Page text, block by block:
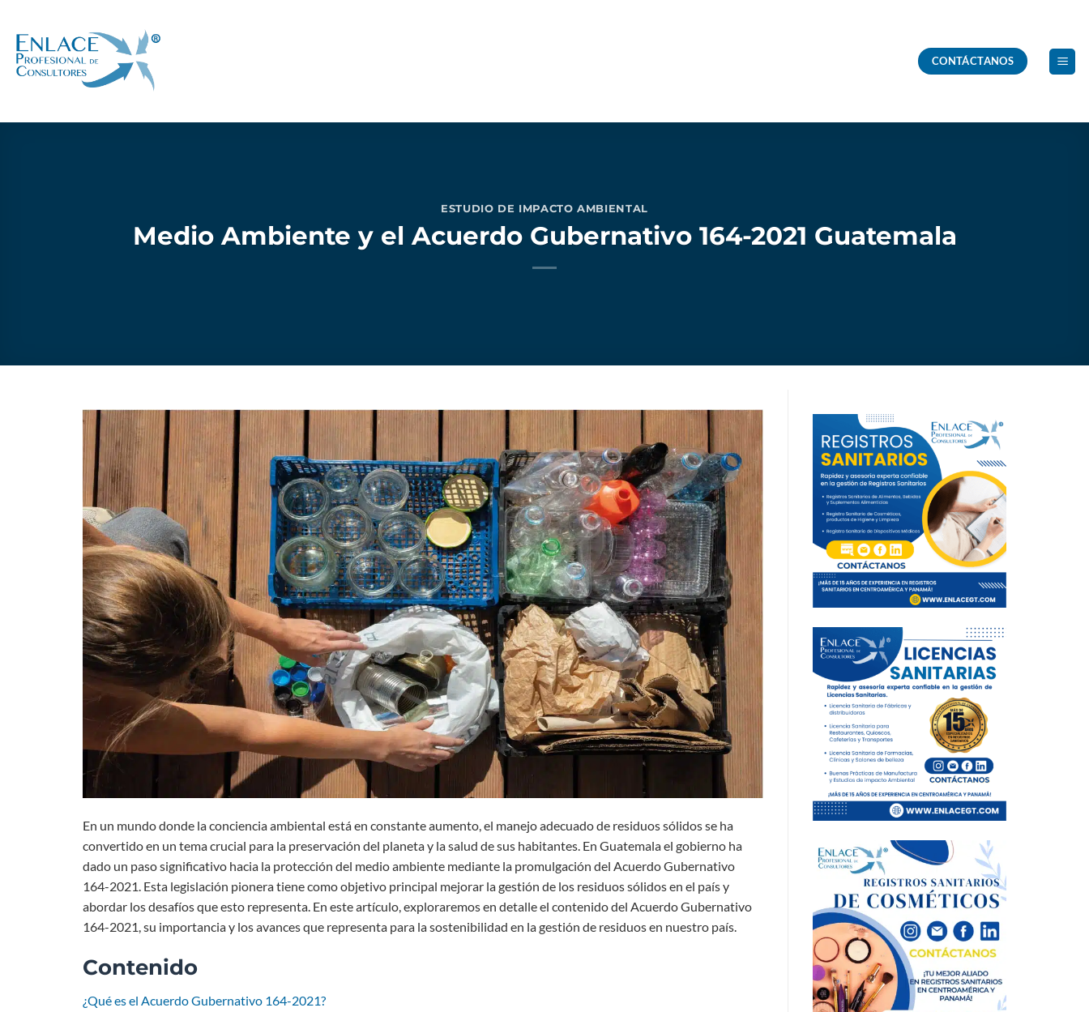
contenido
CONTÁCTANOS
ESTUDIO DE IMPACTO AMBIENTAL
Medio Ambiente y el Acuerdo Gubernativo 164-2021 Guatemala
En un mundo donde la conciencia ambiental está en constante aumento, el manejo adecuado de residuos sólidos se ha
convertido en un tema crucial para la preservación del planeta y la salud de sus habitantes. En Guatemala el gobierno ha
dado un paso significativo hacia la protección del medio ambiente mediante la promulgación del Acuerdo Gubernativo
164-2021. Esta legislación pionera tiene como objetivo principal mejorar la gestión de los residuos sólidos en el país y
abordar los desafíos que esto representa. En este artículo, exploraremos en detalle el contenido del Acuerdo Gubernativo
164-2021, su importancia y los avances que representa para la sostenibilidad en la gestión de residuos en nuestro país.
Contenido
¿Qué es el Acuerdo Gubernativo 164-2021?